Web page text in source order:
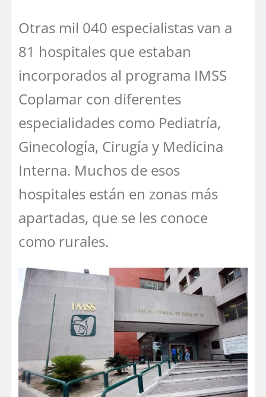
Otras mil 040 especialistas van a
81 hospitales que estaban
incorporados al programa IMSS
Coplamar con diferentes
especialidades como Pediatría,
Ginecología, Cirugía y Medicina
Interna. Muchos de esos
hospitales están en zonas más
apartadas, que se les conoce
como rurales.